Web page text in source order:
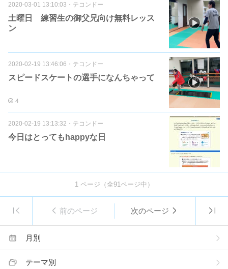
2020-03-01 13:10:03 ・ テコンドー
土曜日 練習生の御父兄向け無料レッス
ン
2020-02-19 13:46:06 ・ テコンドー
スピードスケートの選手になんちゃって
4
2020-02-19 13:13:32 ・ テコンドー
今日はとってもhappyな日
1 ページ（全91 ページ中）
前のページ 次のページ
月別
テーマ別